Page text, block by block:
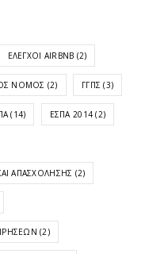
ΈΛΕΓΧΟΙ AIRBNB (2)
ΝΌΜΟΣ (2) ΓΓΠΣ (3)
(14) ΕΣΠΑ 2014 (2)
ΑΠΑΣΧΌΛΗΣΗΣ (2)
(2)